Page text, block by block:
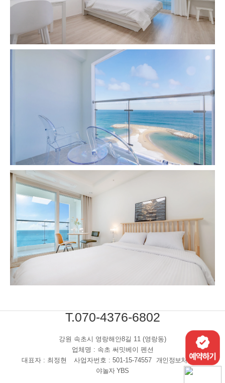
T.070-4376-6802
강원 속초시 영랑해안8길 11 (영랑동)
업체명 : 속초 써밋베이 펜션
대표자 : 최정현
사업자번호 : 501-15-74557
개인정보처리방침
야놀자 YBS